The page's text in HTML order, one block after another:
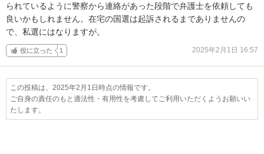
られているように警察から連絡があった段階で弁護士を依頼しても
良いかもしれません。在宅の国選は起訴されるまでありませんの
で、私選にはなりますが。
役に立った 1 2025年2月1日 16:57
この投稿は、2025年2月1日時点の情報です。
ご自身の責任のもと適法性・有用性を考慮してご利用いただくようお願いい
たします。